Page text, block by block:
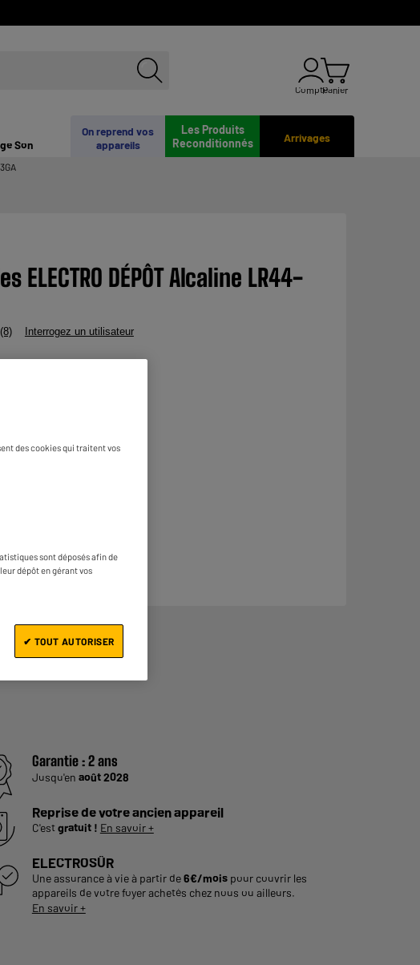
ComptePanier
Arrivages
Les Produits
Reconditionnés
On reprend vos
appareils
Son
ELECTRO DÉPÔT Alcaline LR44-
Lire
avis.
(8) Interrogez un utilisateur
panier
Garantie :2 ans
Jusqu'en août 2028
Reprise de votre ancien appareil
C'estgratuit ! En savoir +
ELECTROSÛR
Une assurance à vie à partir de6€/moispour couvrir les
appareils de votre foyer achetés chez nous ou ailleurs.
En savoir +
des cookies qui traitent vos
sont déposés afin de
dépôt en gérant vos
✔ TOUT AUTORISER